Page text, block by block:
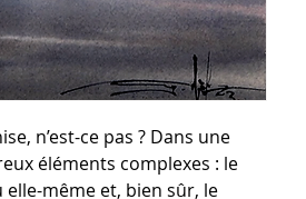
n’est-ce pas ? Dans une
éléments complexes : le
elle-même et, bien sûr, le